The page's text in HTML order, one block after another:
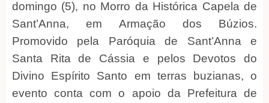
domingo (5), no Morro da Histórica Capela de
Sant’Anna, em Armação dos Búzios.
Promovido pela Paróquia de Sant’Anna e
Santa Rita de Cássia e pelos Devotos do
Divino Espírito Santo em terras buzianas, o
evento conta com o apoio da Prefeitura de